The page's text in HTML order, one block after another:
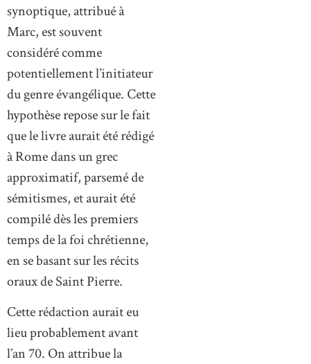
synoptique, attribué à
Marc, est souvent
considéré comme
potentiellement l’initiateur
du genre évangélique. Cette
hypothèse repose sur le fait
que le livre aurait été rédigé
à Rome dans un grec
approximatif, parsemé de
sémitismes, et aurait été
compilé dès les premiers
temps de la foi chrétienne,
en se basant sur les récits
oraux de Saint Pierre.
Cette rédaction aurait eu
lieu probablement avant
l’an 70. On attribue la